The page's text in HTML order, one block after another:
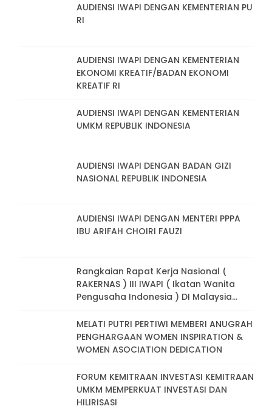
AUDIENSI IWAPI DENGAN KEMENTERIAN PU
RI
AUDIENSI IWAPI DENGAN KEMENTERIAN
EKONOMI KREATIF/BADAN EKONOMI
KREATIF RI
AUDIENSI IWAPI DENGAN KEMENTERIAN
UMKM REPUBLIK INDONESIA
AUDIENSI IWAPI DENGAN BADAN GIZI
NASIONAL REPUBLIK INDONESIA
AUDIENSI IWAPI DENGAN MENTERI PPPA
IBU ARIFAH CHOIRI FAUZI
Rangkaian Rapat Kerja Nasional (
RAKERNAS ) III IWAPI ( Ikatan Wanita
Pengusaha Indonesia ) DI Malaysia
Perempuan Pengusaha Dalam
Pembangunan Berkelanjutan Menuju
Indonesia Emas
MELATI PUTRI PERTIWI MEMBERI ANUGRAH
PENGHARGAAN WOMEN INSPIRATION &
WOMEN ASOCIATION DEDICATION
FORUM KEMITRAAN INVESTASI KEMITRAAN
UMKM MEMPERKUAT INVESTASI DAN
HILIRISASI